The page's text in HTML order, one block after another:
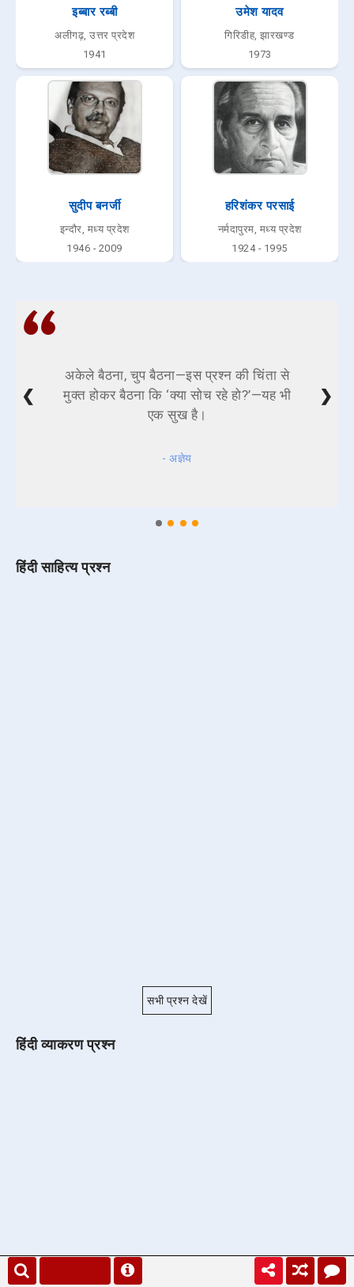
इब्बार रब्बी
अलीगढ़, उत्तर प्रदेश
1941
उमेश यादव
गिरिडीह, झारखण्ड
1973
सुदीप बनर्जी
इन्दौर, मध्य प्रदेश
1946 - 2009
हरिशंकर परसाई
नर्मदापुरम, मध्य प्रदेश
1924 - 1995
अकेले बैठना, चुप बैठना—इस प्रश्न की चिंता से
मुक्त होकर बैठना कि ‘क्या सोच रहे हो?’—यह भी
एक सुख है।
- अज्ञेय
❮ ❯
हिंदी साहित्य प्रश्न
सभी प्रश्न देखें
हिंदी व्याकरण प्रश्न